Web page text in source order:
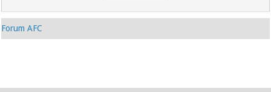
Forum AFC